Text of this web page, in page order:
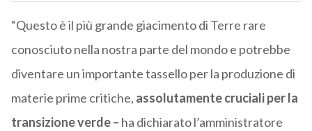
“Questo è il più grande giacimento di Terre rare
conosciuto nella nostra parte del mondo e potrebbe
diventare un importante tassello per la produzione di
materie prime critiche, assolutamente cruciali per la
transizione verde – ha dichiarato l’amministratore